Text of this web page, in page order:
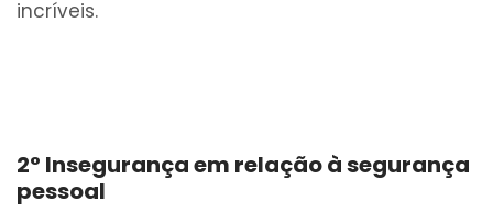
incríveis.
2° Insegurança em relação à segurança
pessoal